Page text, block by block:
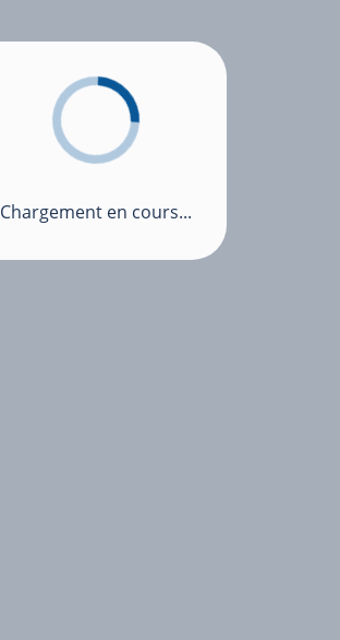
Chargement en cours...